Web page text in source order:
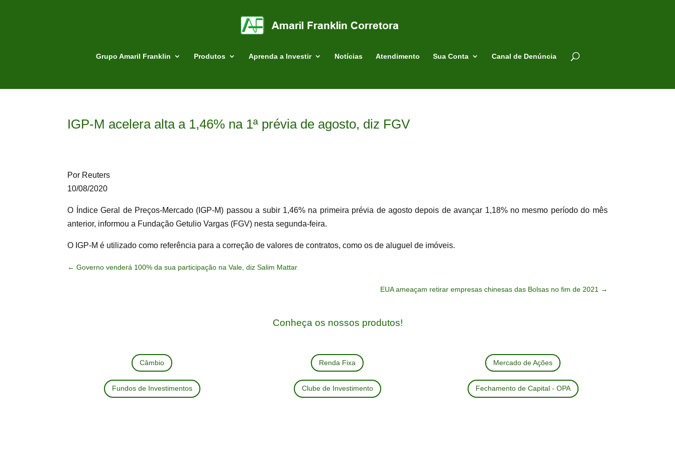
Grupo Amaril Franklin Produtos Aprenda a Investir Notícias Atendimento Sua Conta Canal de Denúncia
IGP-M acelera alta a 1,46% na 1ª prévia de agosto, diz FGV
Por Reuters
10/08/2020
O Índice Geral de Preços-Mercado (IGP-M) passou a subir 1,46% na primeira prévia de agosto depois de avançar 1,18% no mesmo período do mês
anterior, informou a Fundação Getulio Vargas (FGV) nesta segunda-feira.
O IGP-M é utilizado como referência para a correção de valores de contratos, como os de aluguel de imóveis.
←Governo venderá 100% da sua participação na Vale, diz Salim Mattar
EUA ameaçam retirar empresas chinesas das Bolsas no fim de 2021 →
Conheça os nossos produtos!
Câmbio
Fundos de Investimentos
Renda Fixa
Clube de Investimento
Mercado de Ações
Fechamento de Capital - OPA